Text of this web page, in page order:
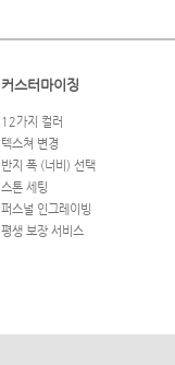
커스터마이징
12가지 컬러
텍스쳐 변경
반지 폭 (너비) 선택
스톤 세팅
퍼스널 인그레이빙
평생 보장 서비스